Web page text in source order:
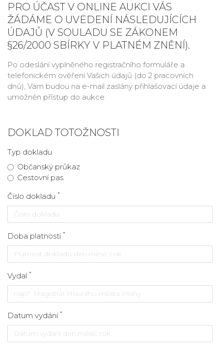
PRO ÚČAST V ONLINE AUKCI VÁS
ŽÁDÁME O UVEDENÍ NÁSLEDUJÍCÍCH
ÚDAJŮ (V SOULADU SE ZÁKONEM
§26/2000 SBÍRKY V PLATNÉM ZNĚNÍ).
Po odeslání vyplněného registračního formuláře a
telefonickém ověření Vašich údajů (do 2 pracovních
dnů), Vám budou na e-mail zaslány přihlašovací údaje a
umožněn přístup do aukce.
DOKLAD TOTOŽNOSTI
Typ dokladu
Občanský průkaz
Cestovní pas
Číslo dokladu *
Doba platnosti *
Vydal *
Datum vydání *